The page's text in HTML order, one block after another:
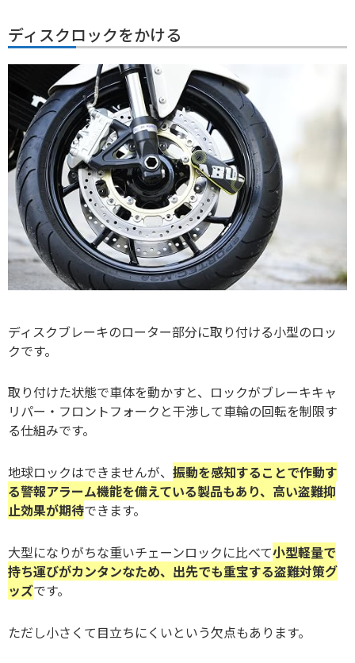
ディスクロックをかける
ディスクブレーキのローター部分に取り付ける小型のロッ
クです。
取り付けた状態で車体を動かすと、ロックがブレーキキャ
リパー・フロントフォークと干渉して車輪の回転を制限す
る仕組みです。
地球ロックはできませんが、 振動を感知することで作動す
る警報アラーム機能を備えている製品もあり、高い盗難抑
止効果が期待できます。
大型になりがちな重いチェーンロックに比べて小型軽量で
持ち運びがカンタンなため、出先でも重宝する盗難対策グ
ッズです。
ただし小さくて目立ちにくいという欠点もあります。